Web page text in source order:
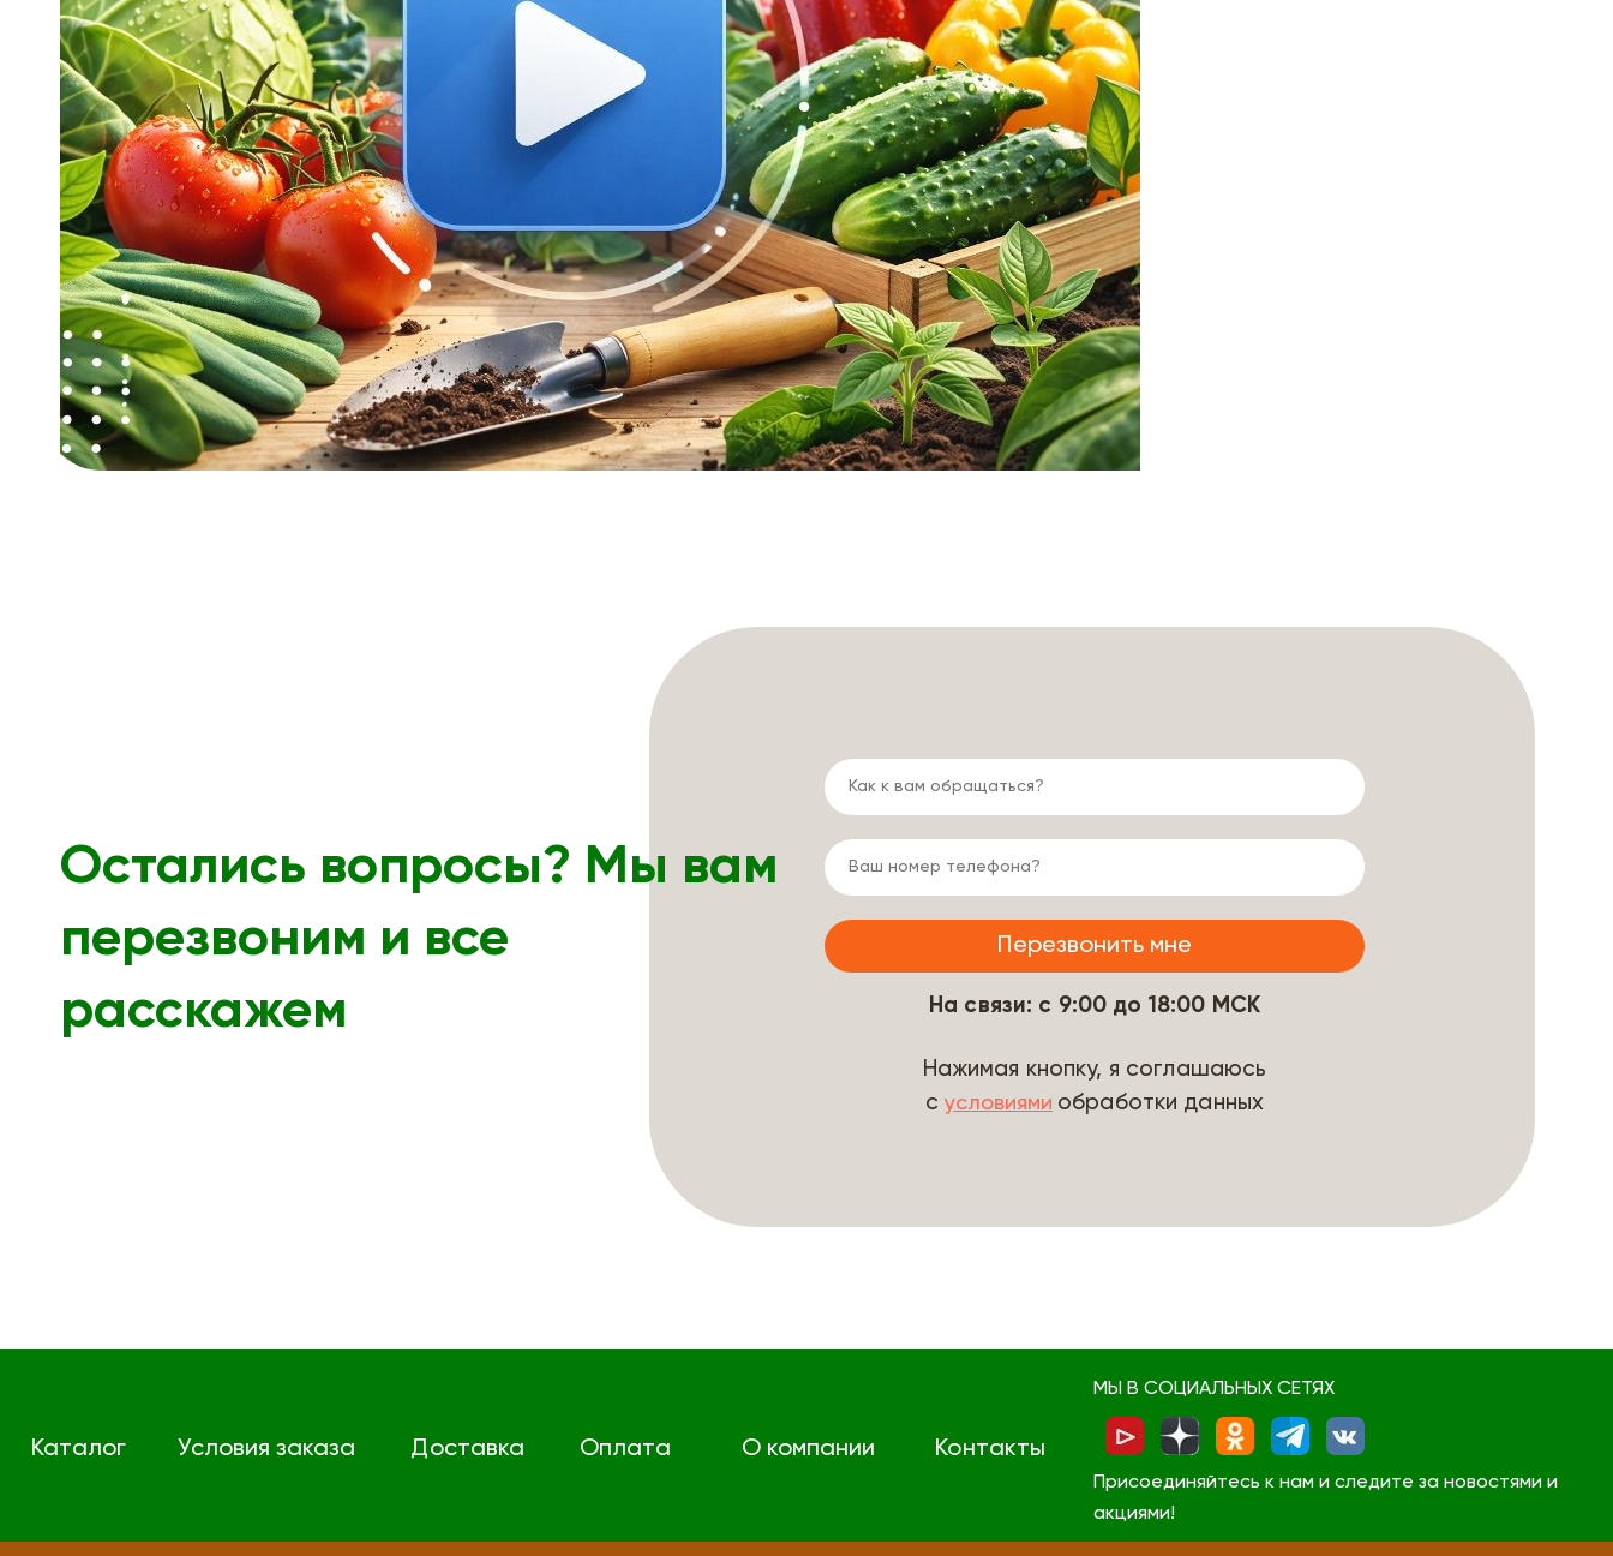
Остались вопросы? Мы вам
перезвоним и все
расскажем
На связи: с 9:00 до 18:00 МСК
Нажимая кнопку, я соглашаюсь
с условиями обработки данных
Каталог Условия заказа Доставка Оплата О компании Контакты
МЫ В СОЦИАЛЬНЫХ СЕТЯХ
Присоединяйтесь к нам и следите за новостями и
акциями!